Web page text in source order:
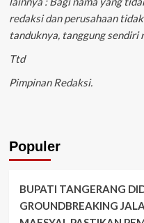
redaksi dan perusahaan
tanduknya, tanggung sendiri
Ttd
Pimpinan Redaksi.
Populer
BUPATI TANGERANG
GROUNDBREAKING